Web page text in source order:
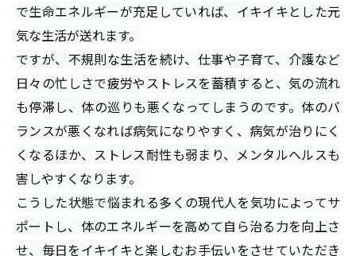
で生命エネルギーが充足していれば、イキイキとした元
気な生活が送れます。
ですが、不規則な生活を続け、仕事や子育て、介護など
日々の忙しさで疲労やストレスを蓄積すると、気の流れ
も停滞し、体の巡りも悪くなってしまうのです。体のバ
ランスが悪くなれば病気になりやすく、病気が治りにく
くなるほか、ストレス耐性も弱まり、メンタルヘルスも
害しやすくなります。
こうした状態で悩まれる多くの現代人を気功によってサ
ポートし、体のエネルギーを高めて自ら治る力を向上さ
せ、毎日をイキイキと楽しむお手伝いをさせていただき